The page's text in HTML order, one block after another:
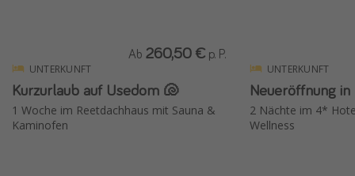
UNTERKUNFT
Kurzurlaub auf Usedom 🐚
1 Woche im Reetdachhaus mit Sauna &
Kaminofen
Ab 260,50 € p. P.
UNTERKUNFT
Neueröffnung
2 Nächte im 4*
Wellness